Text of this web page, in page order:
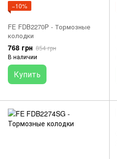
−10%
FE FDB2270P - Тормозные
колодки
768 грн 854 грн
В наличии
Купить